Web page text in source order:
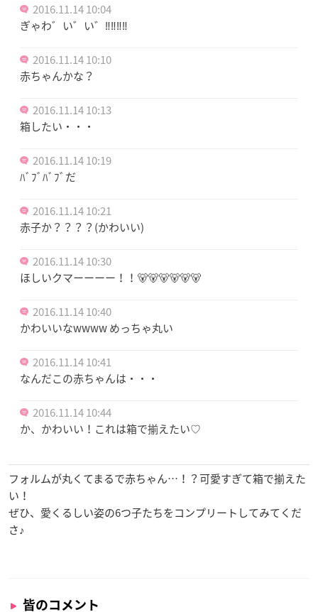
2016.11.14 10:04
ぎゃわ゛い゛い゛‼︎‼︎‼︎‼︎
2016.11.14 10:10
赤ちゃんかな？
2016.11.14 10:13
箱したい・・・
2016.11.14 10:19
ﾊﾞﾌﾞﾊﾞﾌﾞだ
2016.11.14 10:21
赤子か？？？？(かわいい)
2016.11.14 10:30
ほしいクマーーーー！！🐻🐻🐻🐻🐻🐻
2016.11.14 10:40
かわいいなwwww めっちゃ丸い
2016.11.14 10:41
なんだこの赤ちゃんは・・・
2016.11.14 10:44
か、かわいい！これは箱で揃えたい♡
フォルムが丸くてまるで赤ちゃん…！？可愛すぎて箱で揃えた
い！
ぜひ、愛くるしい姿の6つ子たちをコンプリートしてみてくだ
さ♪
皆のコメント